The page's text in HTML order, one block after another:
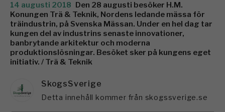
14 augusti 2018 Den 28 augusti besöker H.M.
Konungen Trä & Teknik, Nordens ledande mässa för
träindustrin, på Svenska Mässan. Under en hel dag tar
kungen del av industrins senaste innovationer,
banbrytande arkitektur och moderna
produktionslösningar. Besöket sker på kungens eget
initiativ. / Trä & Teknik
SkogsSverige
Detta innehåll kommer från skogssverige.se